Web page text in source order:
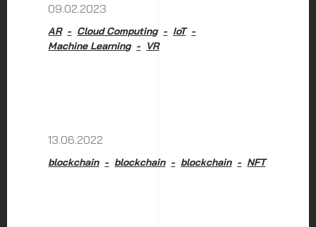
09.02.2023
AR Cloud Computing
IoT
Machine Learning
VR
13.06.2022
blockchain blockchain blockchain NFT